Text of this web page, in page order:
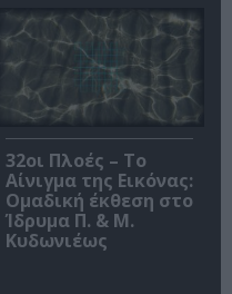
32οι Πλοές – Το
Αίνιγμα της Εικόνας:
Ομαδική έκθεση στο
Ίδρυμα Π. & Μ.
Κυδωνιέως